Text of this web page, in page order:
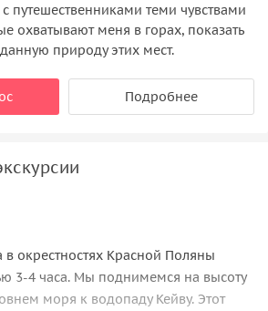
с путешественниками теми чувствами
охватывают меня в горах, показать
природу этих мест.
Подробнее
в окрестностях Красной Поляны
3-4 часа. Мы поднимемся на высоту
моря к водопаду Кейву. Этот